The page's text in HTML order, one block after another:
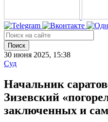
Поиск
30 июня 2025, 15:38
Суд
Начальник
Зизевский
заключенных и